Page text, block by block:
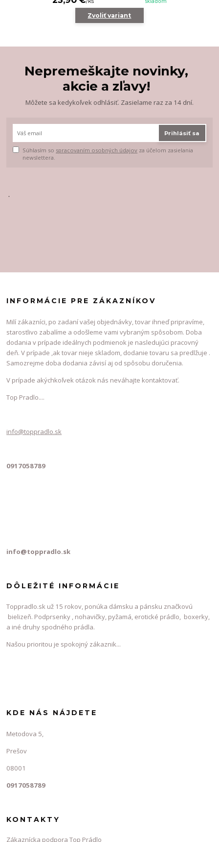
Zvoliť variant
Nepremeškajte novinky,
akcie a zľavy!
Môžete sa kedykoľvek odhlásiť. Zasielame raz za 14 dní.
Prihlásiť sa
Súhlasím so spracovaním osobných údajov za účelom zasielania
newslettera.
.
INFORMÁCIE PRE ZÁKAZNÍKOV
Milí zákazníci, po zadaní vašej objednávky, tovar ihneď pripravíme,
starostlivo zabalíme a odošleme vami vybraným spôsobom. Doba
dodania v prípade ideálnych podmienok je nasledujúci pracovný
deň. V prípade ,ak tovar nieje skladom, dodanie tovaru sa predlžuje .
Samozrejme doba dodania závisí aj od spôsobu doručenia.
V prípade akýchkoľvek otázok nás neváhajte kontaktovať.
Top Pradlo....
info@toppradlo.sk
0917058789
info@toppradlo.sk
DÔLEŽITÉ INFORMÁCIE
Toppradlo.sk už 15 rokov, ponúka dámsku a pánsku značkovú
bielizeň. Podprsenky , nohavičky, pyžamá, erotické prádlo, boxerky,
a iné druhy spodného prádla.
Našou prioritou je spokojný zákaznik...
KDE NÁS NÁJDETE
Metodova 5,
Prešov
08001
0917058789
KONTAKTY
Zákaznícka podpora Top Prádlo